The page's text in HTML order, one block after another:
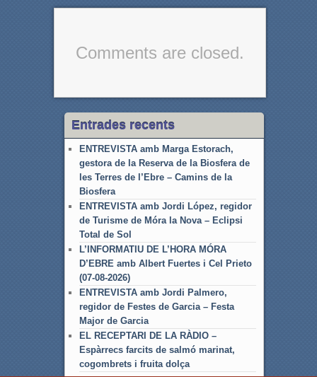
Comments are closed.
Entrades recents
ENTREVISTA amb Marga Estorach,
gestora de la Reserva de la Biosfera de
les Terres de l’Ebre – Camins de la
Biosfera
ENTREVISTA amb Jordi López, regidor
de Turisme de Móra la Nova – Eclipsi
Total de Sol
L’INFORMATIU DE L’HORA MÓRA
D’EBRE amb Albert Fuertes i Cel Prieto
(07-08-2026)
ENTREVISTA amb Jordi Palmero,
regidor de Festes de Garcia – Festa
Major de Garcia
EL RECEPTARI DE LA RÀDIO –
Espàrrecs farcits de salmó marinat,
cogombrets i fruita dolça